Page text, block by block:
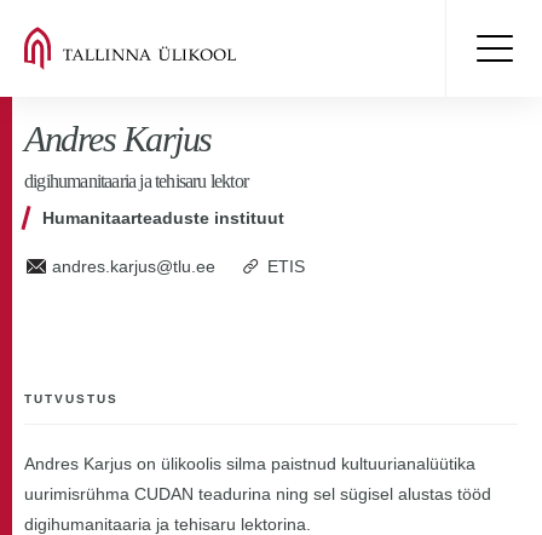
Andres Karjus
digihumanitaaria ja tehisaru lektor
Humanitaarteaduste instituut
andres.karjus@tlu.ee ETIS
TUTVUSTUS
Andres Karjus on ülikoolis silma paistnud kultuurianalüütika
uurimisrühma CUDAN teadurina ning sel sügisel alustas tööd
digihumanitaaria ja tehisaru lektorina.